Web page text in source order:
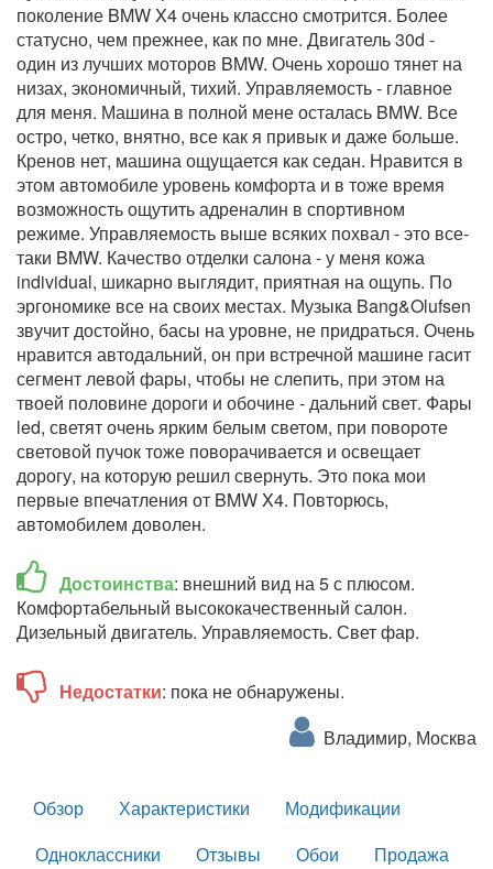
поколение BMW X4 очень классно смотрится. Более
статусно, чем прежнее, как по мне. Двигатель 30d -
один из лучших моторов BMW. Очень хорошо тянет на
низах, экономичный, тихий. Управляемость - главное
для меня. Машина в полной мене осталась BMW. Все
остро, четко, внятно, все как я привык и даже больше.
Кренов нет, машина ощущается как седан. Нравится в
этом автомобиле уровень комфорта и в тоже время
возможность ощутить адреналин в спортивном
режиме. Управляемость выше всяких похвал - это все-
таки BMW. Качество отделки салона - у меня кожа
individual, шикарно выглядит, приятная на ощупь. По
эргономике все на своих местах. Музыка Bang&Olufsen
звучит достойно, басы на уровне, не придраться. Очень
нравится автодальний, он при встречной машине гасит
сегмент левой фары, чтобы не слепить, при этом на
твоей половине дороги и обочине - дальний свет. Фары
led, светят очень ярким белым светом, при повороте
световой пучок тоже поворачивается и освещает
дорогу, на которую решил свернуть. Это пока мои
первые впечатления от BMW X4. Повторюсь,
автомобилем доволен.
Достоинства: внешний вид на 5 с плюсом.
Комфортабельный высококачественный салон.
Дизельный двигатель. Управляемость. Свет фар.
Недостатки: пока не обнаружены.
Владимир, Москва
Обзор Характеристики
Модификации
Одноклассники
Отзывы Обои Продажа